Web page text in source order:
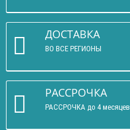
ДОСТАВКА
ВО ВСЕ РЕГИОНЫ
РАССРОЧКА
РАССРОЧКА до 4 месяцев